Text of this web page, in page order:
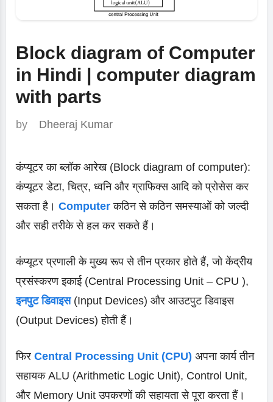
Block diagram of Computer
in Hindi | computer diagram
with parts
by Dheeraj Kumar
कंप्यूटर का ब्लॉक आरेख (Block diagram of computer):
कंप्यूटर डेटा, चित्र, ध्वनि और ग्राफिक्स आदि को प्रोसेस कर
सकता है। Computerकठिन से कठिन समस्याओं को जल्दी
और सही तरीके से हल कर सकते हैं।
कंप्यूटर प्रणाली के मुख्य रूप से तीन प्रकार होते हैं, जो केंद्रीय
प्रसंस्करण इकाई (Central Processing Unit – CPU ),
इनपुट डिवाइस(Input Devices) और आउटपुट डिवाइस
(Output Devices) होती हैं।
फिर Central Processing Unit (CPU) अपना कार्य तीन
सहायक ALU (Arithmetic Logic Unit), Control Unit,
और Memory Unit उपकरणों की सहायता से पूरा करता हैं।